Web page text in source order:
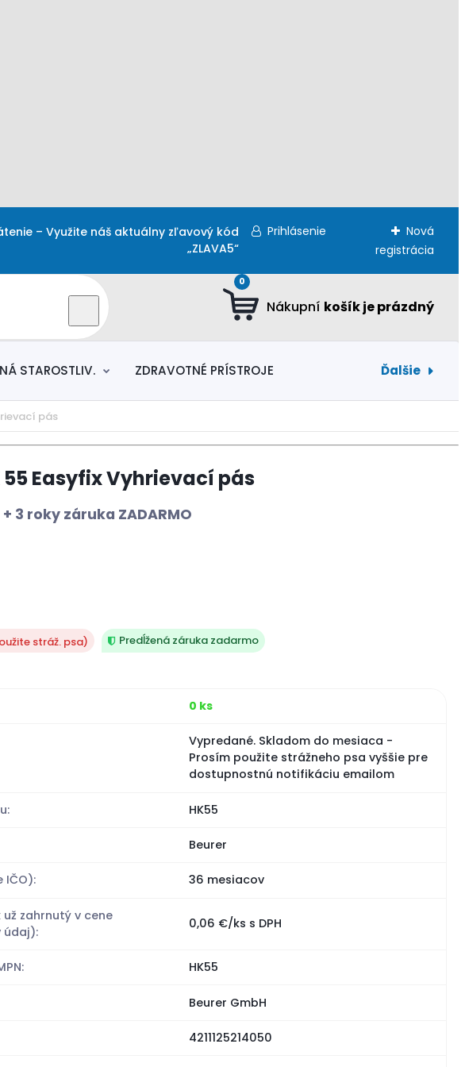
– Využite náš aktuálny zľavový kód
„ZLAVA5“
Prihlásenie
Nová
registrácia
0
STAROSTLIV. ZDRAVOTNÉ PRÍSTROJE Ďalšie
pás
55 Easyfix Vyhrievací pás
3 roky záruka ZADARMO
stráž. psa) Predĺžená záruka zadarmo
0 ks
Vypredané. Skladom do mesiaca -
Prosím použite strážneho psa vyššie pre
dostupnostnú notifikáciu emailom
HK55
Beurer
IČO): 36 mesiacov
zahrnutý v cene
údaj):
0,06 €/ks s DPH
HK55
Beurer GmbH
4211125214050